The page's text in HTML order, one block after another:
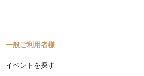
一般ご利用者様
イベントを探す